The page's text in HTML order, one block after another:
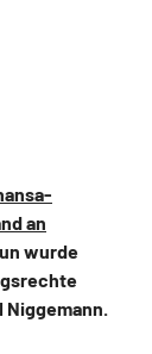
an
wurde
Niggemann.